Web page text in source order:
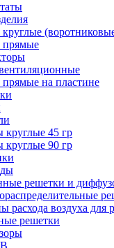
круглые
прямые
прямые на пластине
круглые 45 гр
круглые 90 гр
решетки и
расхода воздуха для
решетки